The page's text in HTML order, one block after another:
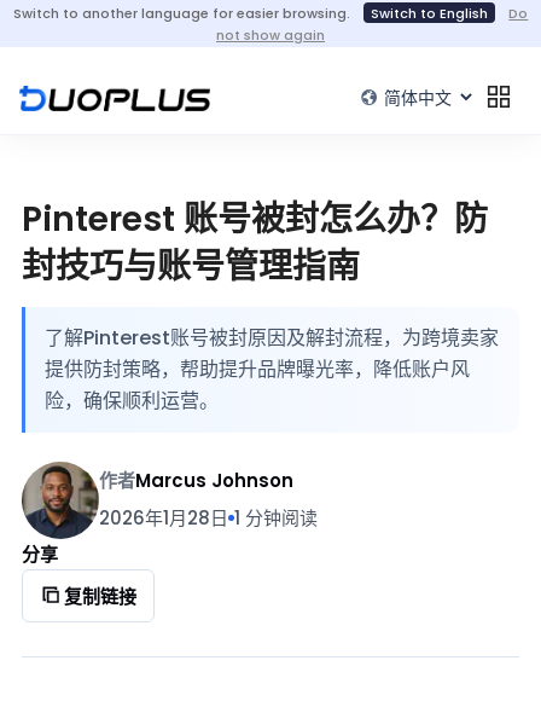
Switch to another language for easier browsing. Switch to English
Do
not show again
Pinterest 账号被封怎么办？防
封技巧与账号管理指南
了解Pinterest账号被封原因及解封流程，为跨境卖家
提供防封策略，帮助提升品牌曝光率，降低账户风
险，确保顺利运营。
作者Marcus Johnson
2026年1月28日 1 分钟阅读
分享
复制链接